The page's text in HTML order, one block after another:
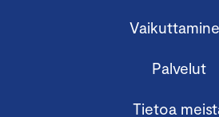
Palvelut
Tietoa